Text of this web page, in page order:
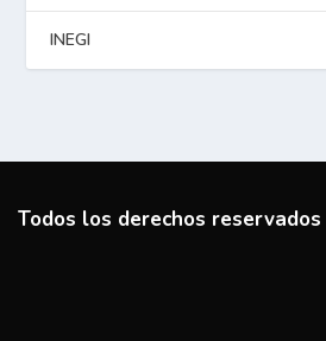
INEGI
Todos los derechos